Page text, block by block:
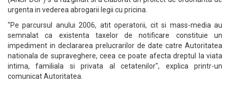
urgenta in vederea abrogarii legii cu pricina.
"Pe parcursul anului 2006, atit operatorii, cit si mass-media au
semnalat ca existenta taxelor de notificare constituie un
impediment in declararea prelucrarilor de date catre Autoritatea
nationala de supraveghere, ceea ce poate afecta dreptul la viata
intima, familiala si privata al cetatenilor", explica printr-un
comunicat Autoritatea.